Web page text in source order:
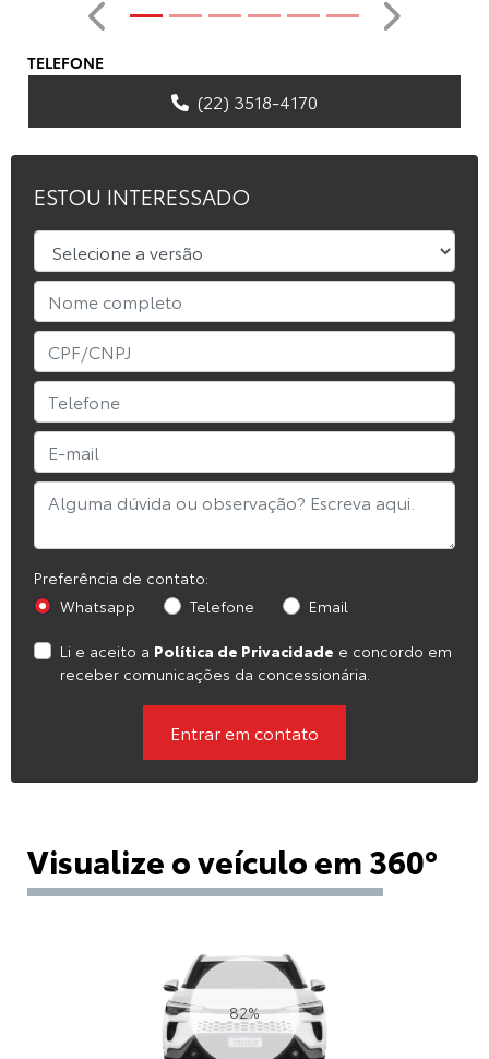
ESTOU INTERESSADO
Preferência de contato:
Whatsapp
Telefone Email
Li e aceito a Política de Privacidade e concordo em
receber comunicações da concessionária.
Entrar em contato
Anterior
Próximo
TELEFONE
(22) 3518-4170
Visualize o veículo em 360°
84%